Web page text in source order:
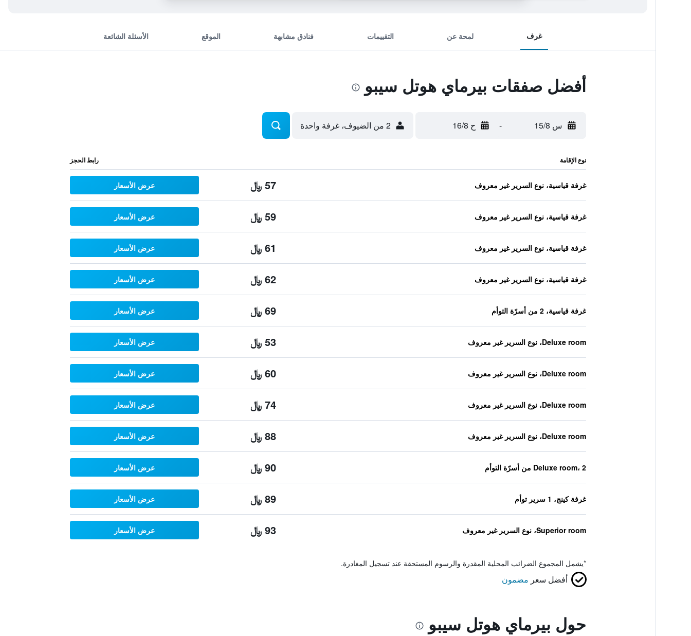
غرف لمحة عن التقييمات فنادق مشابهة الموقع الأسئلة الشائعة
أفضل صفقات بيرماي هوتل سيبو
س 15/8 - ح 16/8 2 من الضيوف، غرفة واحدة
نوع الإقامة رابط الحجز
غرفة قياسية، نوع السرير غير معروف 57 ﷼ عرض الأسعار
غرفة قياسية، نوع السرير غير معروف 59 ﷼ عرض الأسعار
غرفة قياسية، نوع السرير غير معروف 61 ﷼ عرض الأسعار
غرفة قياسية، نوع السرير غير معروف 62 ﷼ عرض الأسعار
غرفة قياسية، 2 من أسرّة التوأم 69 ﷼ عرض الأسعار
Deluxe room، نوع السرير غير معروف 53 ﷼ عرض الأسعار
Deluxe room، نوع السرير غير معروف 60 ﷼ عرض الأسعار
Deluxe room، نوع السرير غير معروف 74 ﷼ عرض الأسعار
Deluxe room، نوع السرير غير معروف 88 ﷼ عرض الأسعار
Deluxe room، 2 من أسرّة التوأم 90 ﷼ عرض الأسعار
غرفة كينج، 1 سرير توأم 89 ﷼ عرض الأسعار
Superior room، نوع السرير غير معروف 93 ﷼ عرض الأسعار
*يشمل المجموع الضرائب المحلية المقدرة والرسوم المستحقة عند تسجيل المغادرة.
أفضل سعر مضمون
حول بيرماي هوتل سيبو